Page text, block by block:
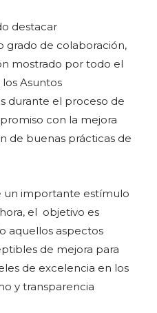
destacar
grado de colaboración,
mostrado por todo el
Asuntos
durante el proceso de
con la mejora
de buenas prácticas de
un importante estímulo
el objetivo es
aquellos aspectos
de mejora para
de excelencia en los
y transparencia